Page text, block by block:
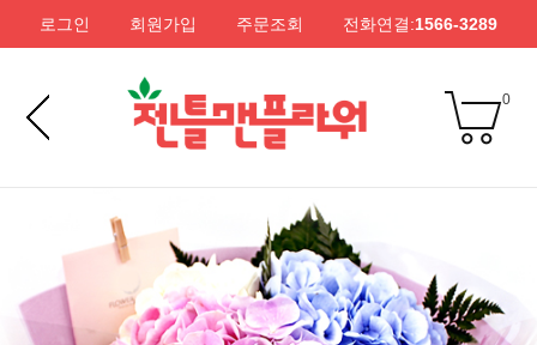
로그인 회원가입 주문조회 전화연결:1566-3289
0